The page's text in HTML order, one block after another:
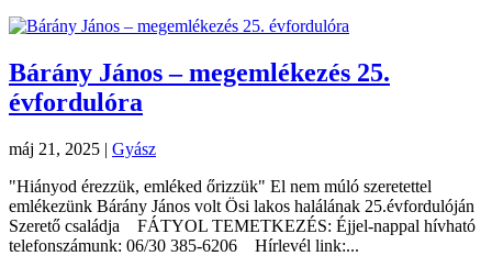
Bárány János – megemlékezés 25.
évfordulóra
máj 21, 2025 | Gyász
"Hiányod érezzük, emléked őrizzük" El nem múló szeretettel
emlékezünk Bárány János volt Ösi lakos halálának 25.évfordulóján
Szerető családja FÁTYOL TEMETKEZÉS: Éjjel-nappal hívható
telefonszámunk: 06/30 385-6206 Hírlevél link:...